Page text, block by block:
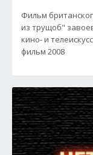
Фильм
из трущоб"
кино- и
фильм 2008